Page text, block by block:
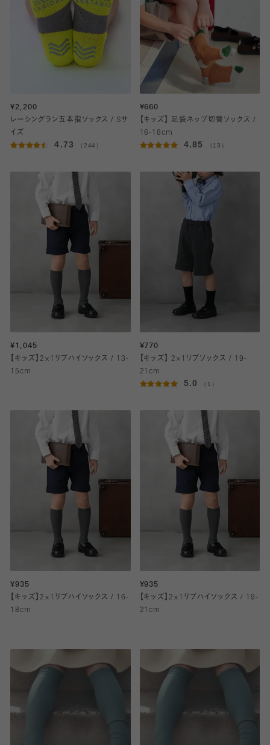
¥2,200
レーシングラン五本指ソックス / Sサ
イズ
4.73 （244）
¥660
【キッズ】 足袋ネップ切替ソックス /
16-18cm
4.85 （13）
¥1,045
【キッズ】2×1リブハイソックス / 13-
15cm
¥770
【キッズ】 2×1リブソックス / 19-
21cm
5.0 （1）
¥935
【キッズ】2×1リブハイソックス / 16-
18cm
¥935
【キッズ】2×1リブハイソックス / 19-
21cm